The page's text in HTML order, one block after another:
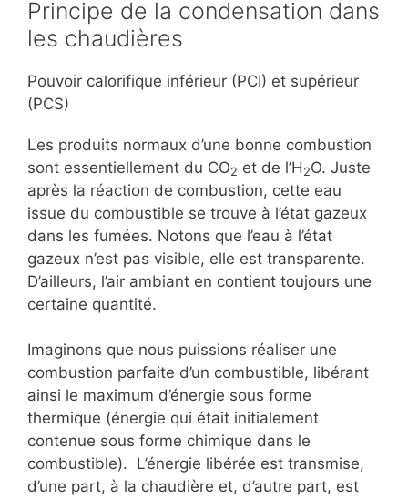
Principe de la condensation dans
les chaudières
Pouvoir calorifique inférieur (PCI) et supérieur
(PCS)
Les produits normaux d’une bonne combustion
sont essentiellement du CO2 et de l’H 2O. Juste
après la réaction de combustion, cette eau
issue du combustible se trouve à l’état gazeux
dans les fumées. Notons que l’eau à l’état
gazeux n’est pas visible, elle est transparente.
D’ailleurs, l’air ambiant en contient toujours une
certaine quantité.
Imaginons que nous puissions réaliser une
combustion parfaite d’un combustible, libérant
ainsi le maximum d’énergie sous forme
thermique (énergie qui était initialement
contenue sous forme chimique dans le
combustible). L’énergie libérée est transmise,
d’une part, à la chaudière et, d’autre part, est